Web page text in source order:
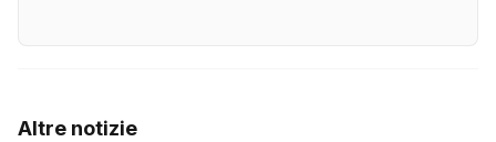
Altre notizie